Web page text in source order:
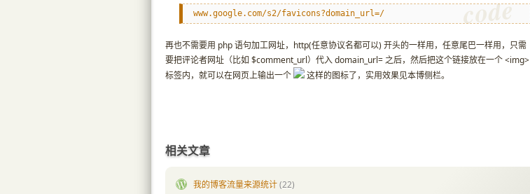
www.google.com/s2/favicons?domain_url=/
再也不需要用 php 语句加工网址，http(任意协议名都可以) 开头的一样用，任意尾巴一样用，只需
要把评论者网址（比如 $comment_url）代入 domain_url= 之后，然后把这个链接放在一个 <img>
标签内，就可以在网页上输出一个
这样的图标了，实用效果见本博侧栏。
相关文章
我的博客流量来源统计(22)